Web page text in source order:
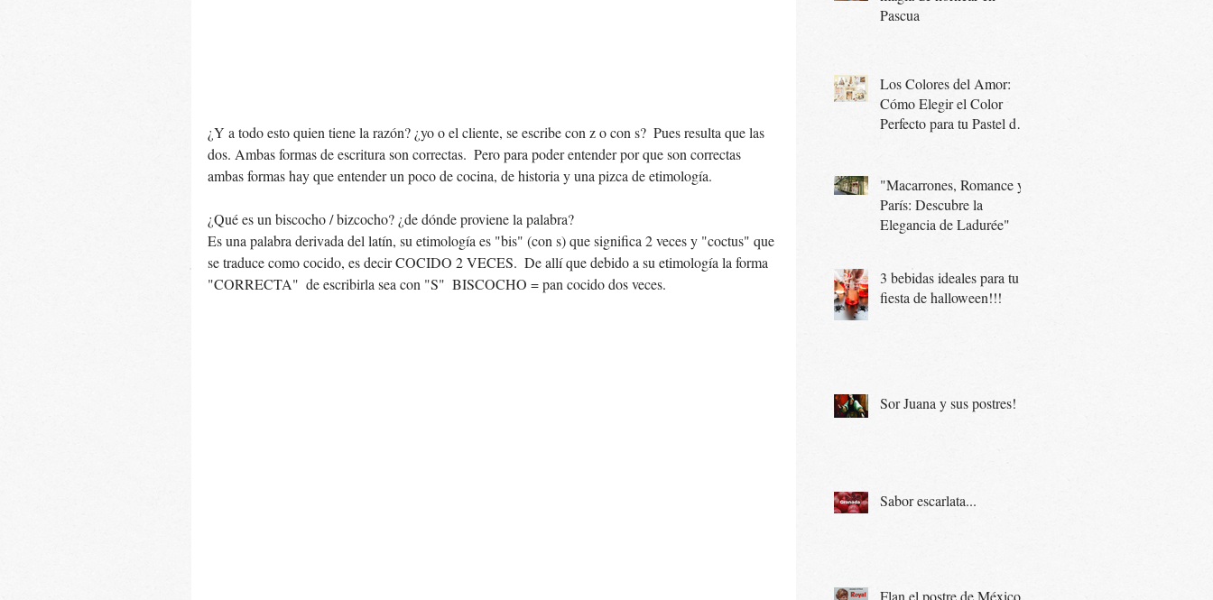
¿Y a todo esto quien tiene la razón? ¿yo o el cliente, se escribe con z o con s?  Pues resulta que las
dos. Ambas formas de escritura son correctas.  Pero para poder entender por que son correctas
ambas formas hay que entender un poco de cocina, de historia y una pizca de etimología.
¿Qué es un biscocho / bizcocho? ¿de dónde proviene la palabra?
Es una palabra derivada del latín, su etimología es "bis" (con s) que significa 2 veces y "coctus" que
se traduce como cocido, es decir COCIDO 2 VECES.  De allí que debido a su etimología la forma
"CORRECTA"  de escribirla sea con "S"  BISCOCHO = pan cocido dos veces.
Pascua
Los Colores del Amor:
Cómo Elegir el Color
Perfecto para tu Pastel de
"Macarrones, Romance y
París: Descubre la
Elegancia de Ladurée"
3 bebidas ideales para tu
fiesta de halloween!!!
Sor Juana y sus postres!
Sabor escarlata...
Flan el postre de México...